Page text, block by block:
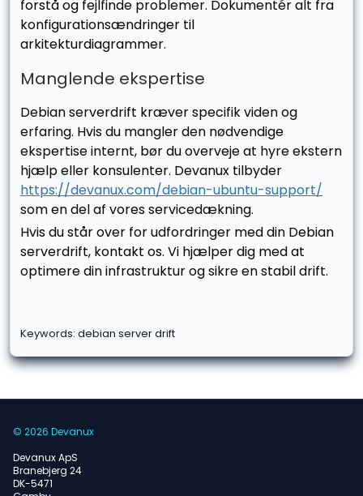
forstå og fejlfinde problemer. Dokumentér alt fra
konfigurationsændringer til
arkitekturdiagrammer.
Manglende ekspertise
Debian serverdrift kræver specifik viden og
erfaring. Hvis du mangler den nødvendige
ekspertise internt, bør du overveje at hyre ekstern
hjælp eller konsulenter. Devanux tilbyder
https://devanux.com/debian-ubuntu-support/
som en del af vores servicedækning.
Hvis du står over for udfordringer med din Debian
serverdrift, kontakt os. Vi hjælper dig med at
optimere din infrastruktur og sikre en stabil drift.
Keywords: debian server drift
© 2026 Devanux
Devanux ApS
Branebjerg 24
DK-5471